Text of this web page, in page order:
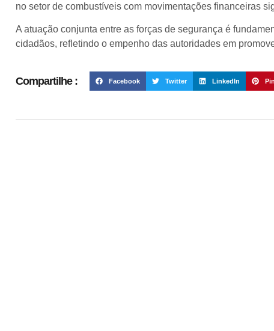
no setor de combustíveis com movimentações financeiras
A atuação conjunta entre as forças de segurança é
cidadãos, refletindo o empenho das autoridades em
Compartilhe : Facebook Twitter LinkedIn